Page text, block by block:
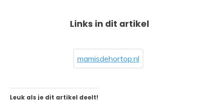
Links in dit artikel
mamisdehortop.nl
Leuk als je dit artikel deelt!